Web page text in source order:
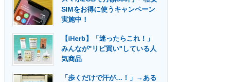
入・活用を支援
の専門メディア 建設×テクノロジーの最前線
SIMをお得に使うキャンペーン
実施中！
【iHerb】「迷ったらこれ！」
みんなが"リピ買い"している人
気商品
「歩くだけで汗が…！」→ある